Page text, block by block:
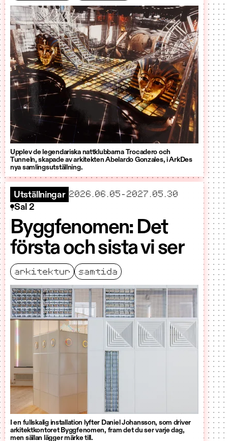
Upplev de legendariska nattklubbarna Trocadero och
Tunneln, skapade av arkitekten Abelardo Gonzales, i ArkDes
nya samlingsutställning.
Utställningar startar
2026.06.05- slutar
2027.05.30
Sal 2
Byggfenomen: Det
första och sista vi ser
arkitektur samtida
I en fullskalig installation lyfter Daniel Johansson, som driver
arkitektkontoret Byggfenomen, fram det du ser varje dag,
men sällan lägger märke till.